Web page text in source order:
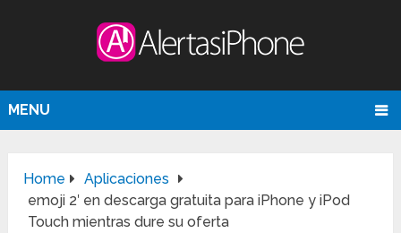
MENU
Home
Aplicaciones
emoji 2′ en descarga gratuita para iPhone y iPod
Touch mientras dure su oferta